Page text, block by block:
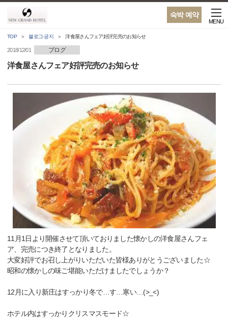
숙박 예약
MENU
TOP 블로그·공지 洋食屋さんフェア好評完売のお知らせ
2018/12/01 ブログ
洋食屋さんフェア好評完売のお知らせ
11月1日より開催させて頂いておりました懐かしの洋食屋さんフェ
ア、完売につき終了となりました。
大変好評でお召し上がりいただいた皆様ありがとうございました☆
昭和の懐かしの味ご堪能いただけましたでしょうか？
12月に入り新庄はすっかり冬で…す…寒い…(>_<)
ホテル内はすっかりクリスマスモード☆